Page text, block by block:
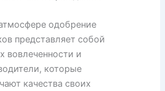
одобрение
представляет собой
вовлеченности и
которые
качества своих